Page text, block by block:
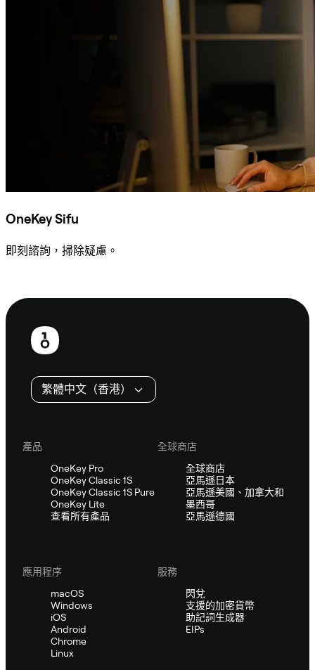
OneKey Sifu
即刻諮詢，掃除疑慮。
頁
繁體中文（香港）
產品
OneKey Pro
OneKey Classic 1S
OneKey Classic 1S Pure
OneKey Lite
查看所有產品
全球商店
全球商店
亞馬遜日本
亞馬遜美國、加拿大和
墨西哥
亞馬遜德國
應用程序
macOS
Windows
iOS
Android
Chrome
Linux
服務
閃兌
支援的加密貨幣
助記詞生成器
EIPs